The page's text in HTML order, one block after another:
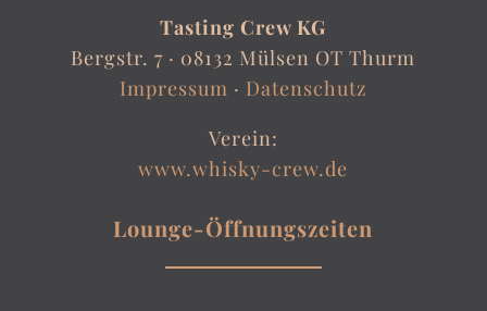
Tasting Crew KG
Bergstr. 7 · 08132 Mülsen OT Thurm
Impressum · Datenschutz
Verein:
www.whisky-crew.de
Lounge-Öffnungszeiten